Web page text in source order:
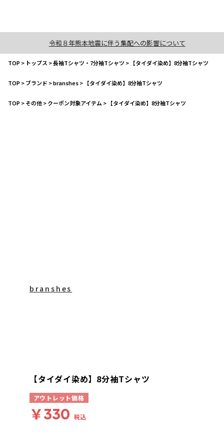
令和８年熊本地震に伴う集配への影響について
TOP> トップス >長袖Tシャツ・7分袖Tシャツ > 【タイダイ染め】8分袖Tシャツ
TOP>ブランド >branshes> 【タイダイ染め】8分袖Tシャツ
TOP>その他>クーポン対象アイテム > 【タイダイ染め】8分袖Tシャツ
branshes
【タイダイ染め】8分袖Tシャツ
アウトレット価格
￥330 税込